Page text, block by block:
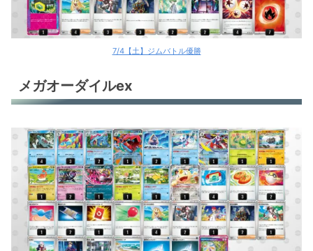
ストリンダーバレット
おまつりおんど
おまつりおんど
マリィのオーロンゲex
Nのゾロアークex
Nのゾロアークex
Nのゾロアークex
7/4【土】ジムバトル優勝
メガオーダイルex